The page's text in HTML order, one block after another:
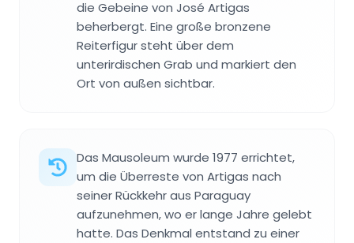
die Gebeine von José Artigas
beherbergt. Eine große bronzene
Reiterfigur steht über dem
unterirdischen Grab und markiert den
Ort von außen sichtbar.
Das Mausoleum wurde 1977 errichtet,
um die Überreste von Artigas nach
seiner Rückkehr aus Paraguay
aufzunehmen, wo er lange Jahre gelebt
hatte. Das Denkmal entstand zu einer